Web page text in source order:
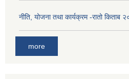
नीति, योजना तथा कार्यक्रम -रातो किताब
more